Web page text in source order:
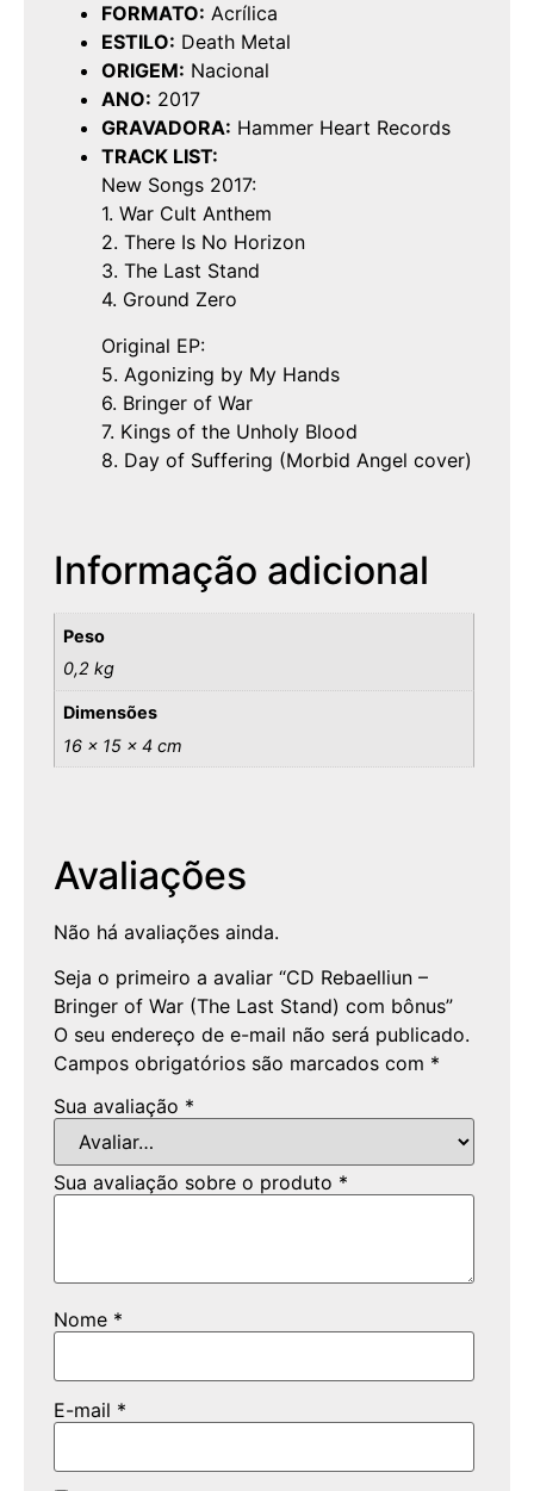
FORMATO: Acrílica
ESTILO: Death Metal
ORIGEM: Nacional
ANO: 2017
GRAVADORA: Hammer Heart Records
TRACK LIST:
New Songs 2017:
1. War Cult Anthem
2. There Is No Horizon
3. The Last Stand
4. Ground Zero
Original EP:
5. Agonizing by My Hands
6. Bringer of War
7. Kings of the Unholy Blood
8. Day of Suffering (Morbid Angel cover)
Informação adicional
Peso
0,2 kg
Dimensões
16 × 15 × 4 cm
Avaliações
Não há avaliações ainda.
Seja o primeiro a avaliar “CD Rebaelliun –
Bringer of War (The Last Stand) com bônus”
O seu endereço de e-mail não será publicado.
Campos obrigatórios são marcados com *
Sua avaliação *
Sua avaliação sobre o produto *
Nome *
E-mail *